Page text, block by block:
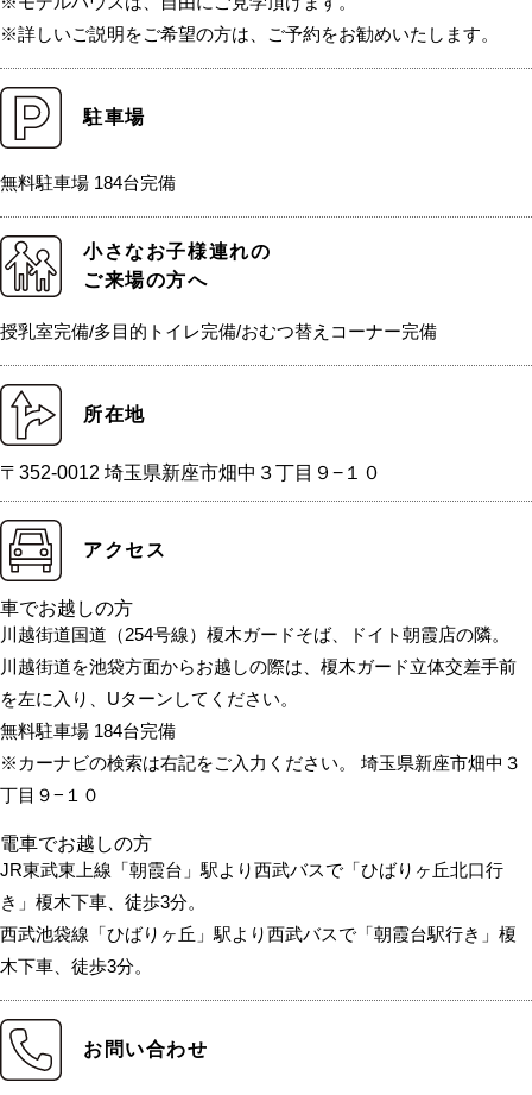
※詳しいご説明をご希望の方は、ご予約をお勧めいたします。
駐車場
無料駐車場 184台完備
小さなお子様連れの
ご来場の方へ
授乳室完備/多目的トイレ完備/おむつ替えコーナー完備
所在地
〒352-0012 埼玉県新座市畑中３丁目９−１０
アクセス
車でお越しの方
川越街道国道（254号線）榎木ガードそば、ドイト朝霞店の隣。
川越街道を池袋方面からお越しの際は、榎木ガード立体交差手前
を左に入り、Uターンしてください。
無料駐車場 184台完備
※カーナビの検索は右記をご入力ください。 埼玉県新座市畑中３
丁目９−１０
電車でお越しの方
JR東武東上線「朝霞台」駅より西武バスで「ひばりヶ丘北口行
き」榎木下車、徒歩3分。
西武池袋線「ひばりヶ丘」駅より西武バスで「朝霞台駅行き」榎
木下車、徒歩3分。
お問い合わせ